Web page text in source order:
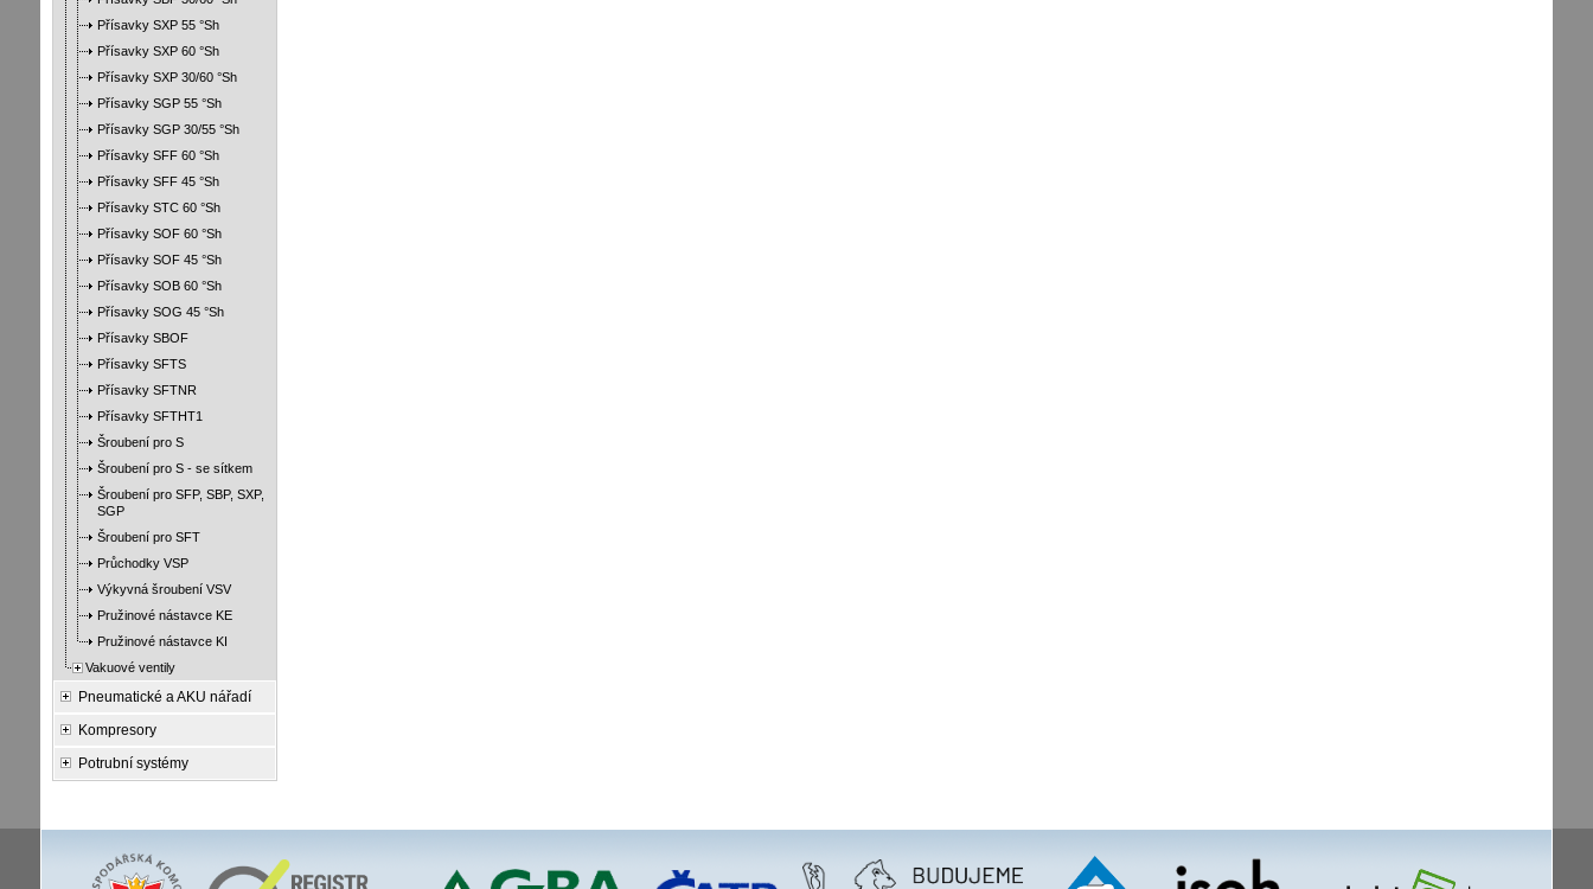
Přísavky SXP 55 °Sh
Přísavky SXP 60 °Sh
Přísavky SXP 30/60 °Sh
Přísavky SGP 55 °Sh
Přísavky SGP 30/55 °Sh
Přísavky SFF 60 °Sh
Přísavky SFF 45 °Sh
Přísavky STC 60 °Sh
Přísavky SOF 60 °Sh
Přísavky SOF 45 °Sh
Přísavky SOB 60 °Sh
Přísavky SOG 45 °Sh
Přísavky SBOF
Přísavky SFTS
Přísavky SFTNR
Přísavky SFTHT1
Šroubení pro S
Šroubení pro S - se sítkem
Šroubení pro SFP, SBP, SXP,
SGP
Šroubení pro SFT
Průchodky VSP
Výkyvná šroubení VSV
Pružinové nástavce KE
Pružinové nástavce KI
Vakuové ventily
Pneumatické a AKU nářadí
Kompresory
Potrubní systémy